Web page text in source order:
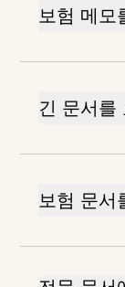
보험 메모
긴 문서를
보험 문서